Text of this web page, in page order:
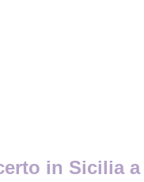
in Sicilia a